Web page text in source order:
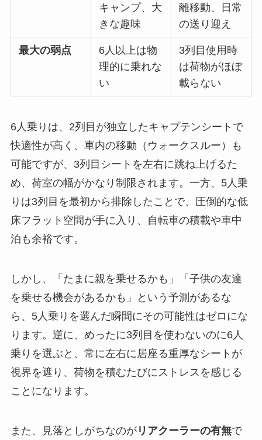
キャンプ、大
きな趣味
離移動、日常
の送り迎え
最大の弱点
6人以上は物
理的に乗れな
い
3列目使用時
は荷物がほぼ
載らない
6人乗りは、2列目が独立したキャプテンシートで
快適性が高く、車内の移動（ウォークスルー）も
可能ですが、3列目シートを左右に跳ね上げるた
め、荷室の幅がかなり制限されます。一方、5人乗
りは3列目を最初から排除したことで、圧倒的な低
床フラット空間が手に入り、自転車の積載や車中
泊も余裕です。
しかし、「たまに親を乗せるかも」「子供の友達
を乗せる機会があるかも」という予測があるな
ら、5人乗りを選んだ瞬間にその可能性はゼロにな
ります。逆に、めったに3列目を使わないのに6人
乗りを選ぶと、常に左右に居座る重厚なシートが
視界を遮り、荷物を積むたびにストレスを感じる
ことになります。
また、見落としがちなのがリアクーラーの有無で